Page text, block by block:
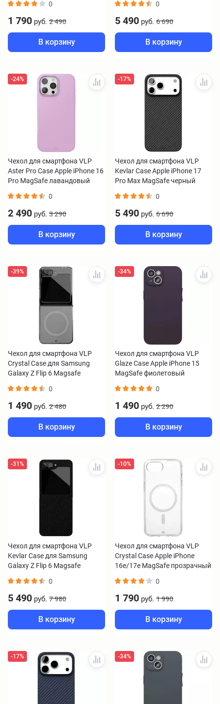
0
1 790 руб. 2 490
В корзину
0
5 490 руб. 6 690
В корзину
-24%
Чехол для смартфона VLP
Aster Pro Case Apple iPhone 16
Pro MagSafe лавандовый
0
2 490 руб. 3 290
В корзину
-17%
Чехол для смартфона VLP
Kevlar Case Apple iPhone 17
Pro Max MagSafe черный
0
5 490 руб. 6 690
В корзину
-39%
Чехол для смартфона VLP
Crystal Case для Samsung
Galaxy Z Flip 6 Magsafe
0
1 490 руб. 2 480
В корзину
-34%
Чехол для смартфона VLP
Glaze Case Apple iPhone 15
MagSafe фиолетовый
0
1 490 руб. 2 290
В корзину
-31%
Чехол для смартфона VLP
Kevlar Case для Samsung
Galaxy Z Flip 6 Magsafe
0
5 490 руб. 7 980
В корзину
-10%
Чехол для смартфона VLP
Crystal Case Apple iPhone
16e/17e MagSafe прозрачный
0
1 790 руб. 1 990
В корзину
-17% -34%